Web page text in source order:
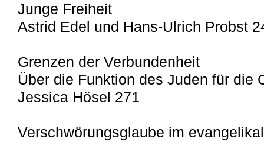
Junge Freiheit
Astrid Edel und Hans-Ulrich Probst
Grenzen der Verbundenheit
Über die Funktion des Juden für die
Jessica Hösel 271
Verschwörungsglaube im